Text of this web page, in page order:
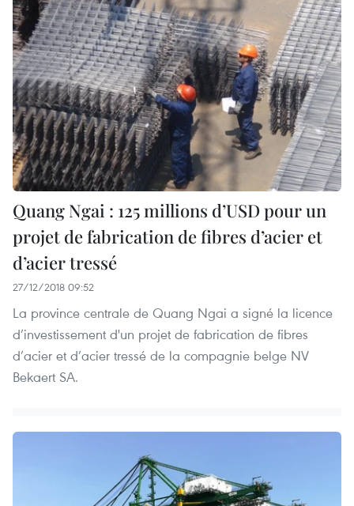
Quang Ngai : 125 millions d’USD pour un
projet de fabrication de fibres d’acier et
d’acier tressé
27/12/2018 09:52
La province centrale de Quang Ngai a signé la licence
d’investissement d'un projet de fabrication de fibres
d’acier et d’acier tressé de la compagnie belge NV
Bekaert SA.